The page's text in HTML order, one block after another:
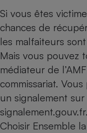
Si vous êtes
chances de
les malfaiteurs
Mais vous pouvez
médiateur de
commissariat.
un signalement
signalement.gouv.fr.
Choisir Ensemble